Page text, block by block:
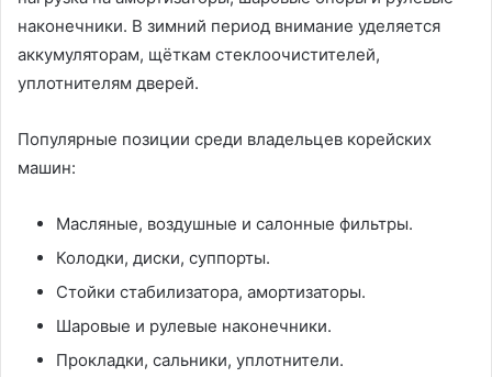
наконечники. В зимний период внимание уделяется
аккумуляторам, щёткам стеклоочистителей,
уплотнителям дверей.
Популярные позиции среди владельцев корейских
машин:
Масляные, воздушные и салонные фильтры.
Колодки, диски, суппорты.
Стойки стабилизатора, амортизаторы.
Шаровые и рулевые наконечники.
Прокладки, сальники, уплотнители.